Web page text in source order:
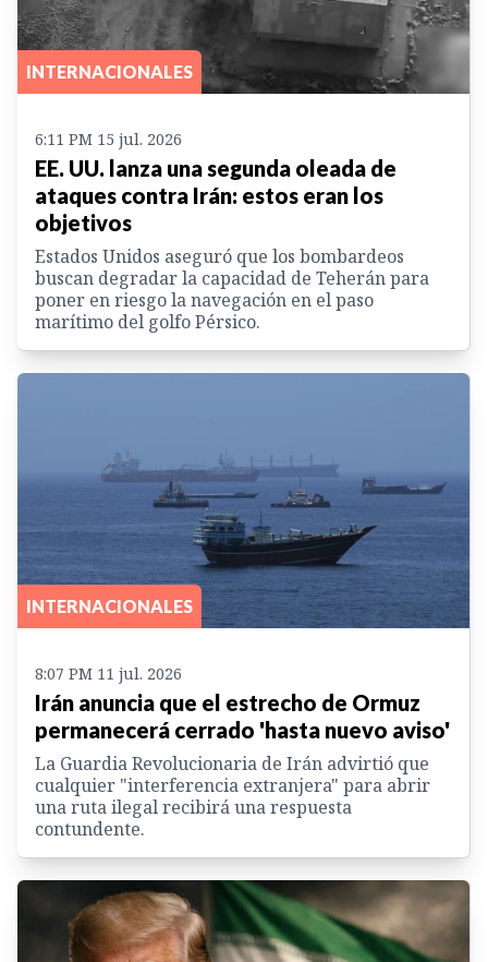
INTERNACIONALES
6:11 PM 15 jul. 2026
EE. UU. lanza una segunda oleada de
ataques contra Irán: estos eran los
objetivos
Estados Unidos aseguró que los bombardeos
buscan degradar la capacidad de Teherán para
poner en riesgo la navegación en el paso
marítimo del golfo Pérsico.
INTERNACIONALES
8:07 PM 11 jul. 2026
Irán anuncia que el estrecho de Ormuz
permanecerá cerrado 'hasta nuevo aviso'
La Guardia Revolucionaria de Irán advirtió que
cualquier "interferencia extranjera" para abrir
una ruta ilegal recibirá una respuesta
contundente.